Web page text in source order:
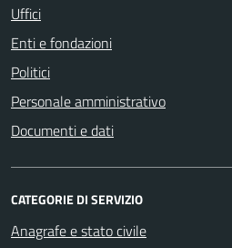
Uffici
Enti e fondazioni
Politici
Personale amministrativo
Documenti e dati
CATEGORIE DI SERVIZIO
Anagrafe e stato civile